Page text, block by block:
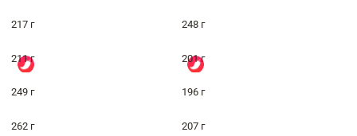
217 г 248 г
211 г 201 г
249 г 196 г
262 г 207 г